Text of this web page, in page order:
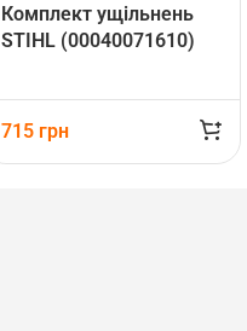
Комплект ущільнень
STIHL (00040071610)
715 грн